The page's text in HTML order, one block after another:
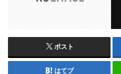
ポスト
はてブ